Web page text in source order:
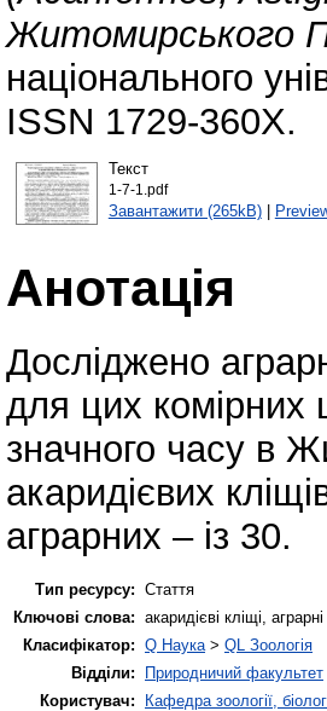
Житомирського
національного
ISSN 1729-360X.
Текст
1-7-1.pdf
Завантажити (265kB)|
Анотація
Досліджено
для цих комірних
значного часу в
акаридієвих
аграрних – із 30.
Тип ресурсу: Стаття
Ключові слова: акаридієві кліщі,
Класифікатор: Q Наука > QL Зоологія
Відділи:
Природничий факультет
Користувач:
Кафедра зоології,